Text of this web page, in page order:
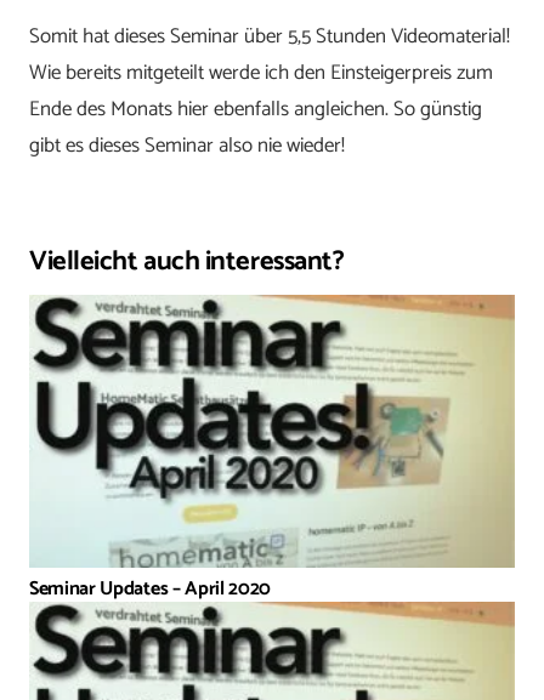
Somit hat dieses Seminar über 5,5 Stunden Videomaterial!
Wie bereits mitgeteilt werde ich den Einsteigerpreis zum
Ende des Monats hier ebenfalls angleichen. So günstig
gibt es dieses Seminar also nie wieder!
Vielleicht auch interessant?
Seminar Updates – April 2020